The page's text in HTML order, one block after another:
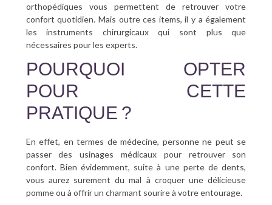
orthopédiques vous permettent de retrouver votre
confort quotidien. Mais outre ces items, il y a également
les instruments chirurgicaux qui sont plus que
nécessaires pour les experts.
POURQUOI OPTER
POUR CETTE
PRATIQUE ?
En effet, en termes de médecine, personne ne peut se
passer des usinages médicaux pour retrouver son
confort. Bien évidemment, suite à une perte de dents,
vous aurez surement du mal à croquer une délicieuse
pomme ou à offrir un charmant sourire à votre entourage.